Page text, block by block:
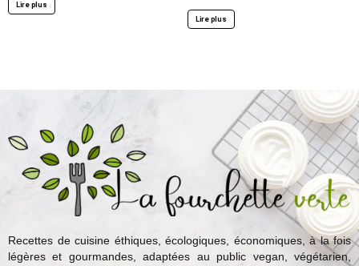
Lire plus
Lire plus
Recettes de cuisine éthiques, écologiques, économiques, à la fois
légères et gourmandes, adaptées au public vegan, végétarien,